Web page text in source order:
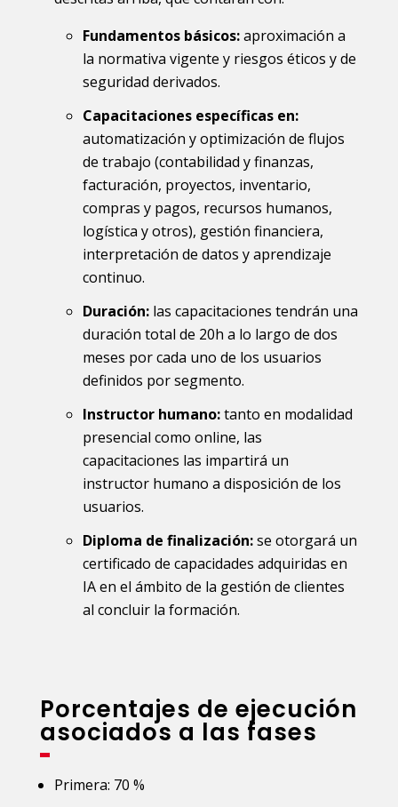
Fundamentos básicos:aproximación a
la normativa vigente y riesgos éticos y de
seguridad derivados.
Capacitaciones específicas en:
automatización y optimización de flujos
de trabajo (contabilidad y finanzas,
facturación, proyectos, inventario,
compras y pagos, recursos humanos,
logística y otros), gestión financiera,
interpretación de datos y aprendizaje
continuo.
Duración: las capacitaciones tendrán una
duración total de 20h a lo largo de dos
meses por cada uno de los usuarios
definidos por segmento.
Instructor humano:tanto en modalidad
presencial como online, las
capacitaciones las impartirá un
instructor humano a disposición de los
usuarios.
Diploma de finalización:se otorgará un
certificado de capacidades adquiridas en
IA en el ámbito de la gestión de clientes
al concluir la formación.
Porcentajes de ejecución
asociados a las fases
Primera: 70 %